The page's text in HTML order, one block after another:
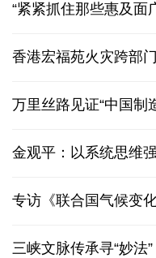
“紧紧抓住那些惠及面
香港宏福苑火灾跨部
万里丝路见证“中国制
金观平：以系统思维
专访《联合国气候变
三峡文脉传承寻“妙法